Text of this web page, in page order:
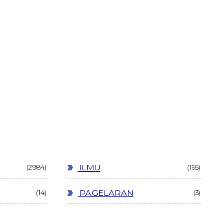
2984 ILMU 155
14 PAGELARAN 3